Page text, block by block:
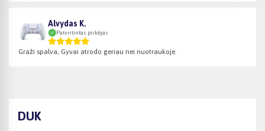
Alvydas K.
Patvirtintas pirkėjas
Graži spalva, Gyvai atrodo geriau nei nuotraukoje.
DUK